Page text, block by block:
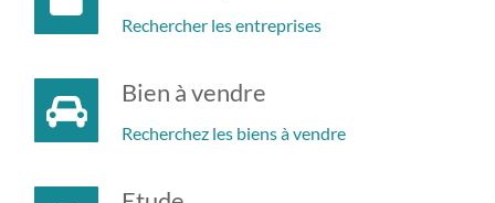
Rechercher les entreprises
Bien à vendre
Recherchez les biens à vendre